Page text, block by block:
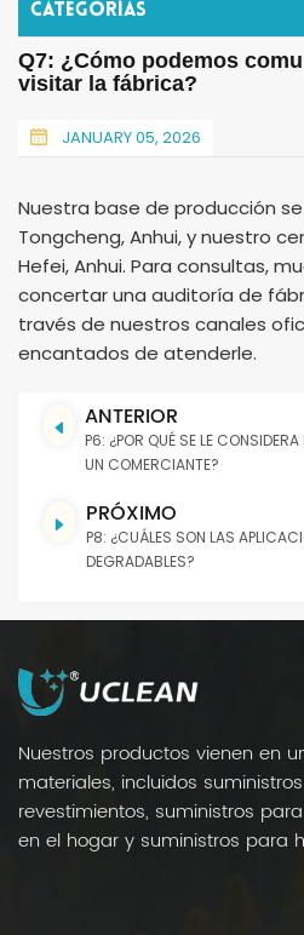
Categorías
Q7: ¿Cómo podemos
visitar la fábrica?
JANUARY 05, 2026
Nuestra base de producción
Tongcheng, Anhui, y nuestro
Hefei, Anhui. Para consultas,
concertar una auditoría de
través de nuestros canales
encantados de atenderle.
ANTERIOR
P6: ¿POR QUÉ SE LE
UN COMERCIANTE?
PRÓXIMO
P8: ¿CUÁLES SON LAS
DEGRADABLES?
Nuestros productos vienen en
materiales, incluidos
revestimientos, suministros
en el hogar y suministros para